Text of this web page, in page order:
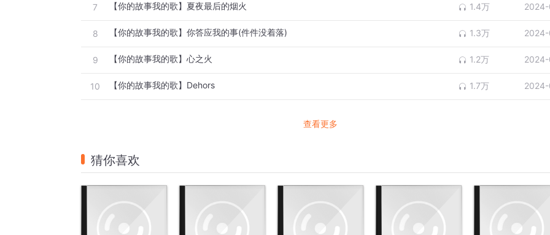
7 【你的故事我的歌】夏夜最后的烟火 1.4万
8 【你的故事我的歌】你答应我的事(件件没着落) 1.3万
9 【你的故事我的歌】心之火 1.2万
10 【你的故事我的歌】Dehors 1.7万
查看更多
猜你喜欢